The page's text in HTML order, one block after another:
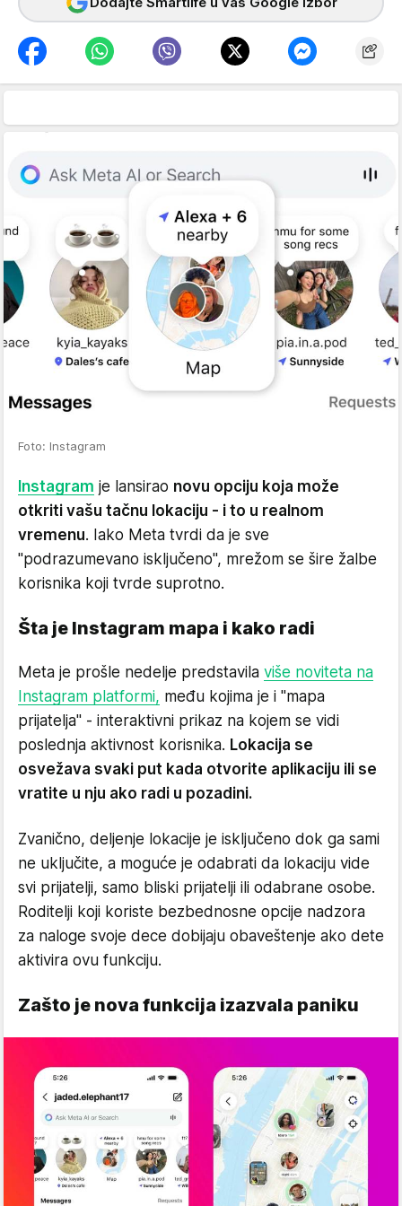
Foto: Instagram
Instagram je lansirao novu opciju koja može
otkriti vašu tačnu lokaciju - i to u realnom
vremenu. Iako Meta tvrdi da je sve
"podrazumevano isključeno", mrežom se šire žalbe
korisnika koji tvrde suprotno.
Šta je Instagram mapa i kako radi
Meta je prošle nedelje predstavila više noviteta na
Instagram platformi, među kojima je i "mapa
prijatelja" - interaktivni prikaz na kojem se vidi
poslednja aktivnost korisnika. Lokacija se
osvežava svaki put kada otvorite aplikaciju ili se
vratite u nju ako radi u pozadini.
Zvanično, deljenje lokacije je isključeno dok ga sami
ne uključite, a moguće je odabrati da lokaciju vide
svi prijatelji, samo bliski prijatelji ili odabrane osobe.
Roditelji koji koriste bezbednosne opcije nadzora
za naloge svoje dece dobijaju obaveštenje ako dete
aktivira ovu funkciju.
Zašto je nova funkcija izazvala paniku